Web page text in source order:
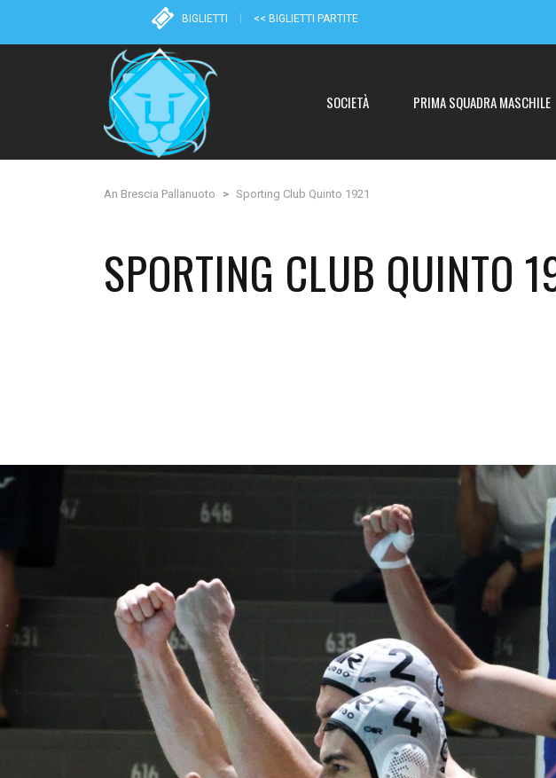
BIGLIETTI << BIGLIETTI PARTITE
SOCIETÀ PRIMA SQUADRA MASCHILE
An Brescia Pallanuoto > Sporting Club Quinto 1921
SPORTING CLUB QUINTO